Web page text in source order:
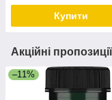
Купити
Акційні
–11%